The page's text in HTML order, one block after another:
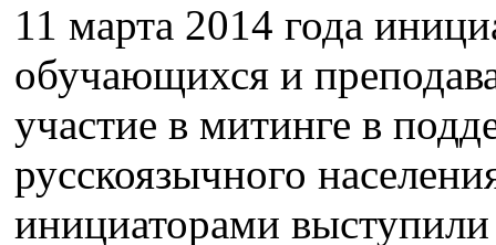
11 марта 2014 года
обучающихся и
участие в митинге в
русскоязычного
инициаторами выступили